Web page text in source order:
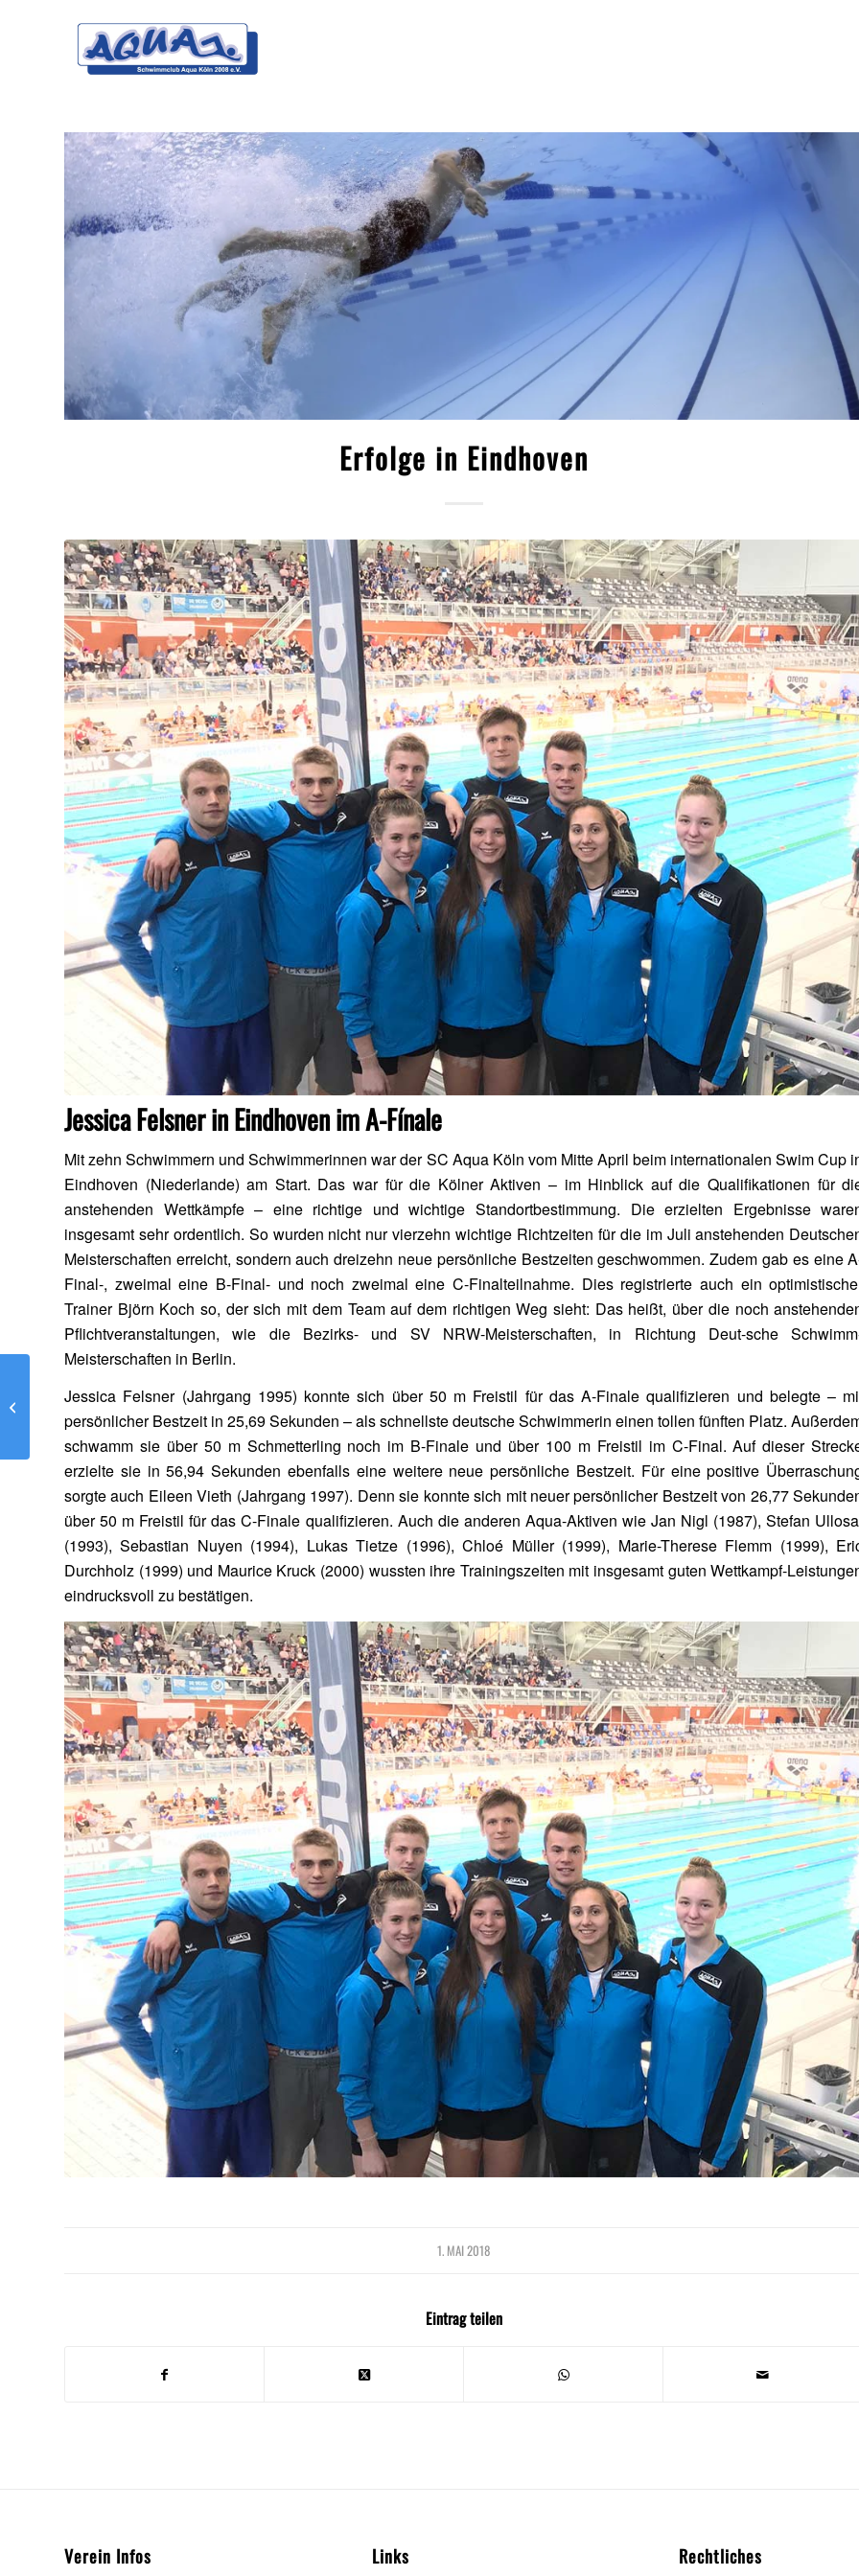
Erfolge in Eindhoven
Jessica Felsner in Eindhoven im A-Fínale
Mit zehn Schwimmern und Schwimmerinnen war der SC Aqua Köln vom Mitte April beim internationalen Swim Cup
Eindhoven (Niederlande) am Start. Das war für die Kölner Aktiven – im Hinblick auf die Qualifikationen für
anstehenden Wettkämpfe – eine richtige und wichtige Standortbestimmung. Die erzielten Ergebnisse
insgesamt sehr ordentlich. So wurden nicht nur vierzehn wichtige Richtzeiten für die im Juli anstehenden
Meisterschaften erreicht, sondern auch dreizehn neue persönliche Bestzeiten geschwommen. Zudem gab es eine
Final-, zweimal eine B-Final- und noch zweimal eine C-Finalteilnahme. Dies registrierte auch ein
Trainer Björn Koch so, der sich mit dem Team auf dem richtigen Weg sieht: Das heißt, über die noch
Pflichtveranstaltungen, wie die Bezirks- und SV NRW-Meisterschaften, in Richtung Deut-sche
Meisterschaften in Berlin.
Jessica Felsner (Jahrgang 1995) konnte sich über 50 m Freistil für das A-Finale qualifizieren und belegte –
persönlicher Bestzeit in 25,69 Sekunden – als schnellste deutsche Schwimmerin einen tollen fünften Platz.
schwamm sie über 50 m Schmetterling noch im B-Finale und über 100 m Freistil im C-Final. Auf dieser
erzielte sie in 56,94 Sekunden ebenfalls eine weitere neue persönliche Bestzeit. Für eine positive
sorgte auch Eileen Vieth (Jahrgang 1997). Denn sie konnte sich mit neuer persönlicher Bestzeit von 26,77
über 50 m Freistil für das C-Finale qualifizieren. Auch die anderen Aqua-Aktiven wie Jan Nigl (1987), Stefan
(1993), Sebastian Nuyen (1994), Lukas Tietze (1996), Chloé Müller (1999), Marie-Therese Flemm (1999),
Durchholz (1999) und Maurice Kruck (2000) wussten ihre Trainingszeiten mit insgesamt guten Wettkampf-
eindrucksvoll zu bestätigen.
1. MAI 2018
Eintrag teilen
Verein Infos Links Rechtliches
Spielbericht Oberliga 19.04.2018